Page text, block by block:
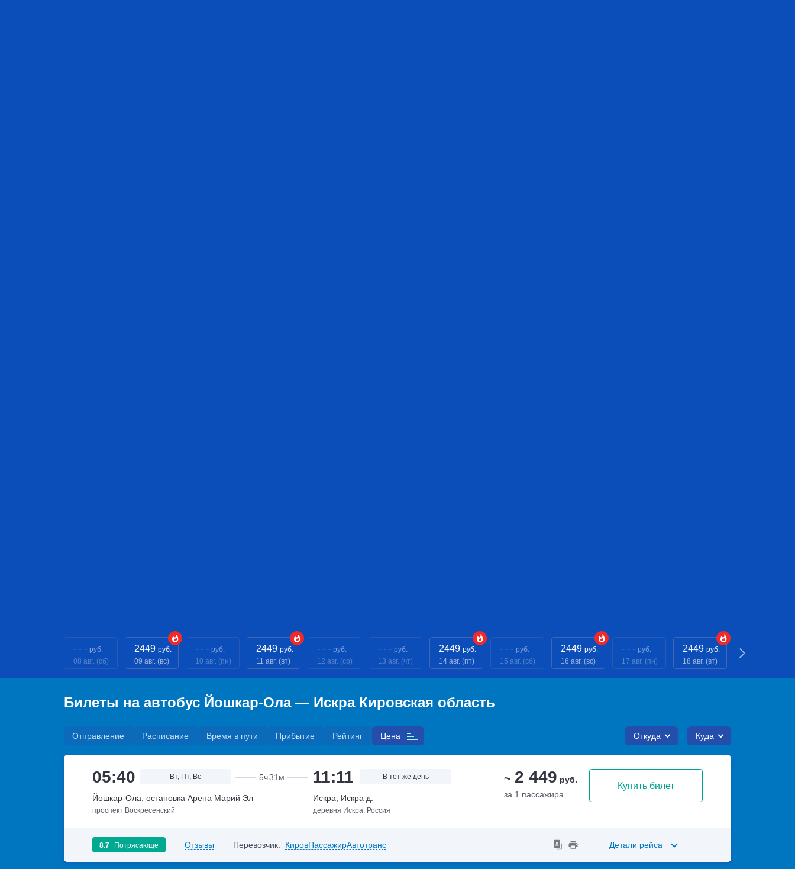
- - - руб.
08 авг. (сб)
2449 руб.
09 авг. (вс)
- - - руб.
10 авг. (пн)
2449 руб.
11 авг. (вт)
- - - руб.
12 авг. (ср)
- - - руб.
13 авг. (чт)
2449 руб.
14 авг. (пт)
- - - руб.
15 авг. (сб)
2449 руб.
16 авг. (вс)
- - - руб.
17 авг. (пн)
2449 руб.
18 авг. (вт)
Билеты на автобус Йошкар-Ола — Искра Кировская область
Отправление Расписание Время в пути Прибытие Рейтинг Цена Откуда Куда
05:40 Вт, Пт, Вс 5ч31м 11:11 В тот же день ~ 2 449 руб.
за 1 пассажира
Купить билет
Йошкар-Ола, остановка Арена Марий Эл
проспект Воскресенский
Искра, Искра д.
деревня Искра, Россия
8.7 Потрясающе Отзывы Перевозчик: КировПассажирАвтотранс